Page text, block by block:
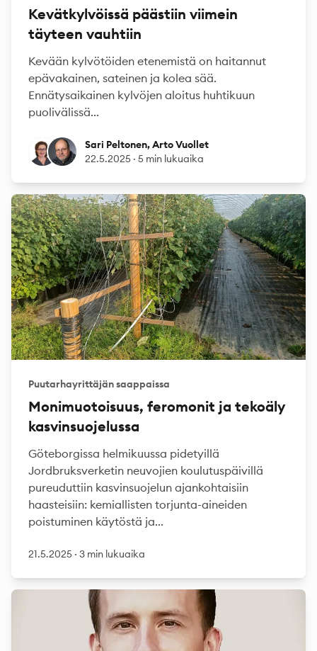
Kevätkylvöissä päästiin viimein
täyteen vauhtiin
Kevään kylvötöiden etenemistä on haitannut
epävakainen, sateinen ja kolea sää.
Ennätysaikainen kylvöjen aloitus huhtikuun
puolivälissä...
Sari Peltonen
Arto VuolletSari Peltonen, Arto Vuollet
22.5.2025 · 5 min lukuaika
Puutarhayrittäjän saappaissa
Monimuotoisuus, feromonit ja tekoäly
kasvinsuojelussa
Göteborgissa helmikuussa pidetyillä
Jordbruksverketin neuvojien koulutuspäivillä
pureuduttiin kasvinsuojelun ajankohtaisiin
haasteisiin: kemiallisten torjunta-aineiden
poistuminen käytöstä ja...
21.5.2025 · 3 min lukuaika